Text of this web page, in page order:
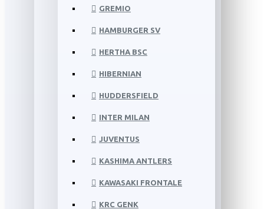
GREMIO
HAMBURGER SV
HERTHA BSC
HIBERNIAN
HUDDERSFIELD
INTER MILAN
JUVENTUS
KASHIMA ANTLERS
KAWASAKI FRONTALE
KRC GENK